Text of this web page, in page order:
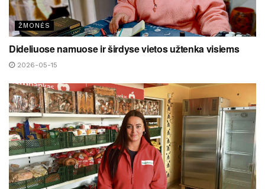
ŽMONĖS
Dideliuose namuose ir širdyse vietos užtenka visiems
2026-05-15